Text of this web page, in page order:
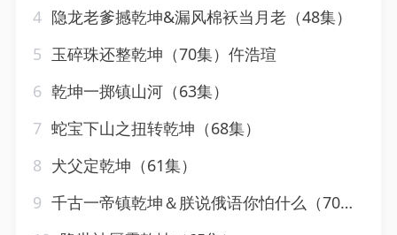
4 隐龙老爹撼乾坤&漏风棉袄当月老（48集）
5 玉碎珠还整乾坤（70集）仵浩瑄
6 乾坤一掷镇山河（63集）
7 蛇宝下山之扭转乾坤（68集）
8 犬父定乾坤（61集）
9 千古一帝镇乾坤＆朕说俄语你怕什么（70集）于介平＆张婉琳